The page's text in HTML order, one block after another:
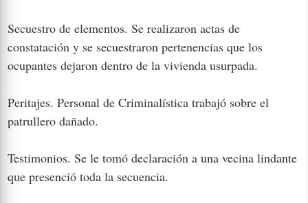
Secuestro de elementos. Se realizaron actas de
constatación y se secuestraron pertenencias que los
ocupantes dejaron dentro de la vivienda usurpada.
Peritajes. Personal de Criminalística trabajó sobre el
patrullero dañado.
Testimonios. Se le tomó declaración a una vecina lindante
que presenció toda la secuencia.